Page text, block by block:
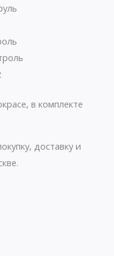
в комплекте
доставку и